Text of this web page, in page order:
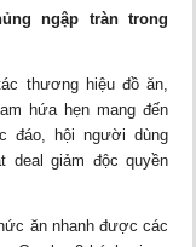
ngập tràn trong
thương hiệu đồ ăn,
hứa hẹn mang đến
đáo, hội người dùng
deal giảm độc quyền
ăn nhanh được các